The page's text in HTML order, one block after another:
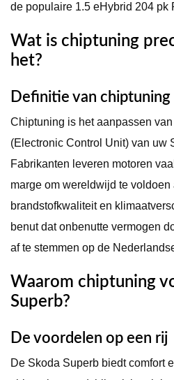
de populaire 1.5 eHybrid 204 pk
Wat is chiptuning
het?
Definitie van chiptuning
Chiptuning is het aanpassen
(Electronic Control Unit) van uw
Fabrikanten leveren motoren
marge om wereldwijd te voldoen
brandstofkwaliteit en
benut dat onbenutte vermogen
af te stemmen op de
Waarom chiptuning
Superb?
De voordelen op een rij
De Skoda Superb biedt comfort